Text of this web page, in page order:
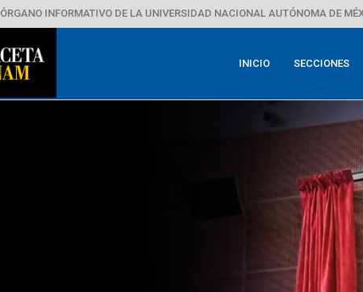
ÓRGANO INFORMATIVO DE LA UNIVERSIDAD NACIONAL AUTÓNOMA DE
INICIO SECCIONES